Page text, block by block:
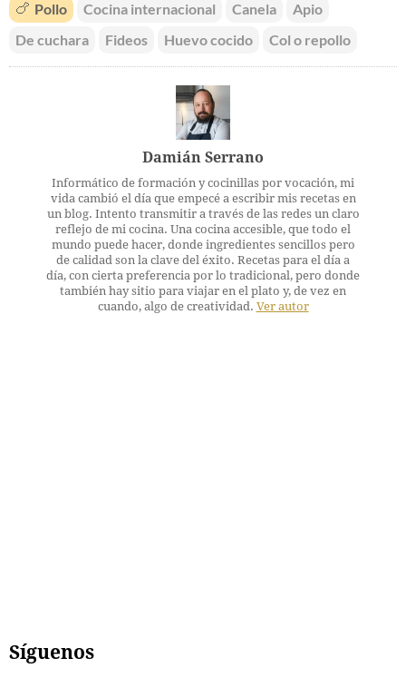
🍗 Pollo Cocina internacional Canela
Apio
De cuchara
Fideos Huevo cocido Col o repollo
Damián Serrano
Informático de formación y cocinillas por vocación, mi
vida cambió el día que empecé a escribir mis recetas en
un blog. Intento transmitir a través de las redes un claro
reflejo de mi cocina. Una cocina accesible, que todo el
mundo puede hacer, donde ingredientes sencillos pero
de calidad son la clave del éxito. Recetas para el día a
día, con cierta preferencia por lo tradicional, pero donde
también hay sitio para viajar en el plato y, de vez en
cuando, algo de creatividad. Ver autor
Síguenos